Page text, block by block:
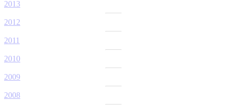
2013
2012
2011
2010
2009
2008